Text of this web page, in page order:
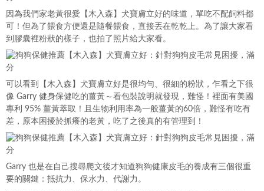
因為我們家老黃很愛【木入森】犬寶膚立好的味道，單吃不配飼料都
可！但為了餵食方便還是隨餐餵食，直接丟在乾乾上。為了讓大家看
到膠囊裡粉狀的樣子，也拍了照片給大家看。
可以看到【木入森】犬寶膚立好是很均勻、很細的粉狀，乍看之下很
像 Garry 健身保健吃的薑黃～看包裝說明就發現，難怪！裡面有美國
專利 95% 薑黃萃取！且生物利用率為一般薑黃的60倍，難怪有吃有
差，原本困擾於抓癢的老黃，吃了之後真的有管理到！
Garry 也是在自己搜尋爬文後才知道狗狗健康皮毛的養成有三個很重
要的關鍵：抵抗力、保水力、代謝力。